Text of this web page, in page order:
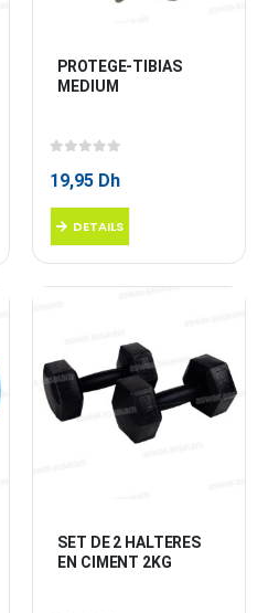
PROTEGE-TIBIAS
MEDIUM
19,95 Dh
DETAILS
SET DE 2 HALTERES
EN CIMENT 2KG